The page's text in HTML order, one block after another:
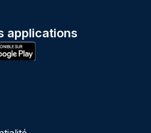
applications